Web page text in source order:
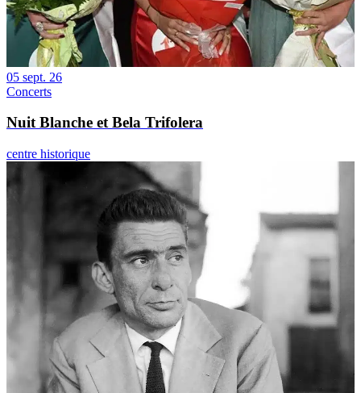
05 sept. 26
Concerts
Nuit Blanche et Bela Trifolera
centre historique